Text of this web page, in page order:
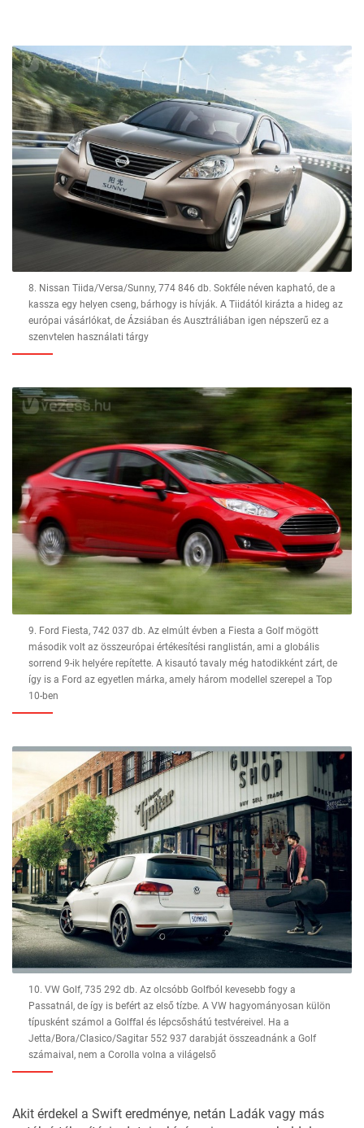
8. Nissan Tiida/Versa/Sunny, 774 846 db. Sokféle néven kapható, de a
kassza egy helyen cseng, bárhogy is hívják. A Tiidától kirázta a hideg az
európai vásárlókat, de Ázsiában és Ausztráliában igen népszerű ez a
szenvtelen használati tárgy
9. Ford Fiesta, 742 037 db. Az elmúlt évben a Fiesta a Golf mögött
második volt az összeurópai értékesítési ranglistán, ami a globális
sorrend 9-ik helyére repítette. A kisautó tavaly még hatodikként zárt, de
így is a Ford az egyetlen márka, amely három modellel szerepel a Top
10-ben
10. VW Golf, 735 292 db. Az olcsóbb Golfból kevesebb fogy a
Passatnál, de így is befért az első tízbe. A VW hagyományosan külön
típusként számol a Golffal és lépcsőshátú testvéreivel. Ha a
Jetta/Bora/Clasico/Sagitar 552 937 darabját összeadnánk a Golf
számaival, nem a Corolla volna a világelső
Akit érdekel a Swift eredménye, netán Ladák vagy más